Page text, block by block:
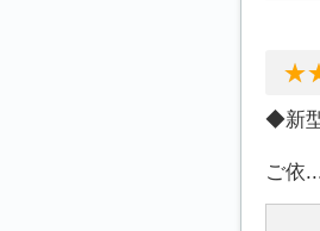
◆新
ご依